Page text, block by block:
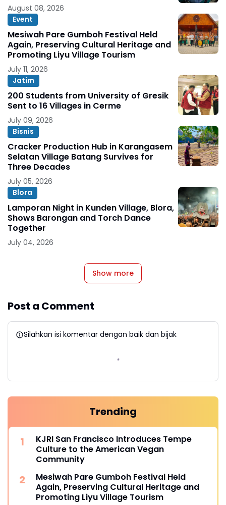
August 08, 2026
Event
Mesiwah Pare Gumboh Festival Held
Again, Preserving Cultural Heritage and
Promoting Liyu Village Tourism
July 11, 2026
Jatim
200 Students from University of Gresik
Sent to 16 Villages in Cerme
July 09, 2026
Bisnis
Cracker Production Hub in Karangasem
Selatan Village Batang Survives for
Three Decades
July 05, 2026
Blora
Lamporan Night in Kunden Village, Blora,
Shows Barongan and Torch Dance
Together
July 04, 2026
Show more
Post a Comment
Silahkan isi komentar dengan baik dan bijak
Trending
KJRI San Francisco Introduces Tempe
Culture to the American Vegan
Community
Mesiwah Pare Gumboh Festival Held
Again, Preserving Cultural Heritage and
Promoting Liyu Village Tourism